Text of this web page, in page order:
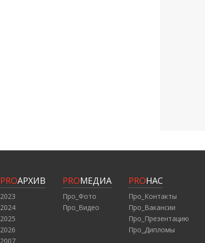
PROАРХИВ
2023
2024
2025
2026
2007
PROМЕДИА
Про_Фото
Про_Видео
PROНАС
Про_Контакты
Про_Вакансии
Про_Презентацию
Про_Дипломы